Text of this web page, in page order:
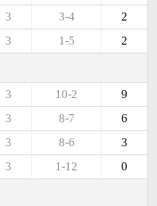
2
3-4
3
2
1-5
3
9
10-2
3
6
8-7
3
3
8-6
3
0
1-12
3